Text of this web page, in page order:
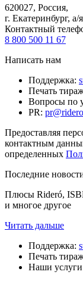
620027, Россия,
г. Екатеринбург, а/
Контактный
8 800 500 11 67
Написать нам
Поддержка:
Печать
Вопросы по
PR:
Предоставляя
контактным
определенных
Последние
Плюсы Rideró,
и многое другое
Читать дальше
Поддержка:
Печать
Наши услуги